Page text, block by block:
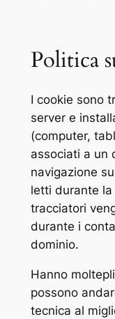
Politica
I cookie sono
server e
(computer,
associati a un
navigazione
letti durante
tracciatori
durante i
dominio.
Hanno
possono
tecnica al